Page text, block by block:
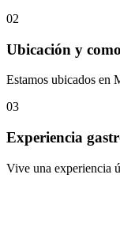
02
Ubicación y
Estamos ubicados en
03
Experiencia
Vive una experiencia